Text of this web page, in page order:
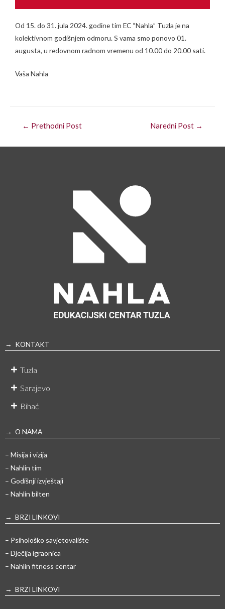
Od 15. do 31. jula 2024. godine tim EC “Nahla” Tuzla je na
kolektivnom godišnjem odmoru. S vama smo ponovo 01.
augusta, u redovnom radnom vremenu od 10.00 do 20.00 sati.
Vaša Nahla
← Prethodni Post Naredni Post →
→ KONTAKT
Tuzla
Sarajevo
Bihać
→ O NAMA
– Misija i vizija
– Nahlin tim
– Godišnji izvještaji
– Nahlin bilten
→ BRZI LINKOVI
– Psihološko savjetovalište
– Dječija igraonica
– Nahlin fitness centar
→ BRZI LINKOVI